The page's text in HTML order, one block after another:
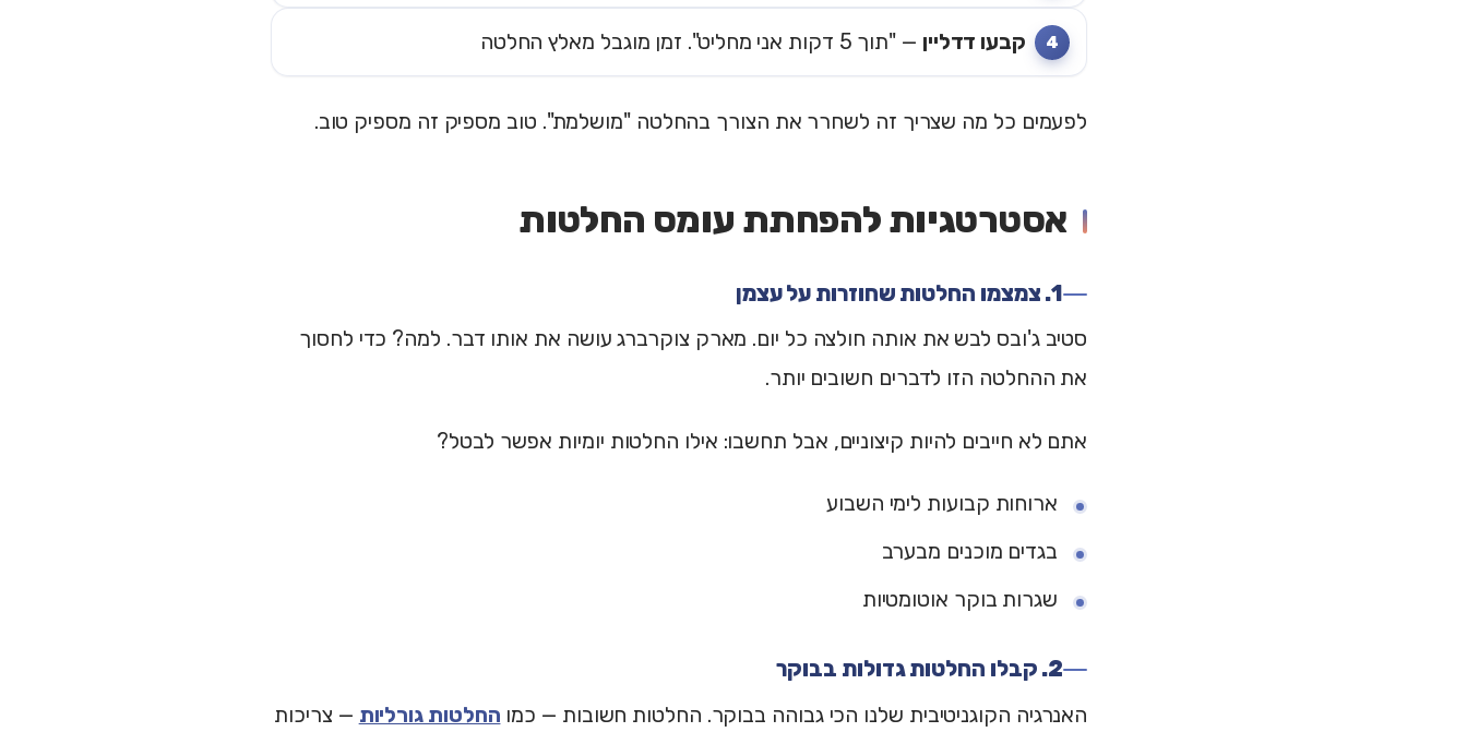
קבעו דדליין — "תוך 5 דקות אני מחליט". זמן מוגבל מאלץ החלטה
לפעמים כל מה שצריך זה לשחרר את הצורך בהחלטה "מושלמת". טוב מספיק זה מספיק טוב.
אסטרטגיות להפחתת עומס החלטות
1. צמצמו החלטות שחוזרות על עצמן
סטיב ג'ובס לבש את אותה חולצה כל יום. מארק צוקרברג עושה את אותו דבר. למה? כדי לחסוך
את ההחלטה הזו לדברים חשובים יותר.
אתם לא חייבים להיות קיצוניים, אבל תחשבו: אילו החלטות יומיות אפשר לבטל?
ארוחות קבועות לימי השבוע
בגדים מוכנים מבערב
שגרות בוקר אוטומטיות
2. קבלו החלטות גדולות בבוקר
האנרגיה הקוגניטיבית שלנו הכי גבוהה בבוקר. החלטות חשובות — כמו החלטות גורליות — צריכות